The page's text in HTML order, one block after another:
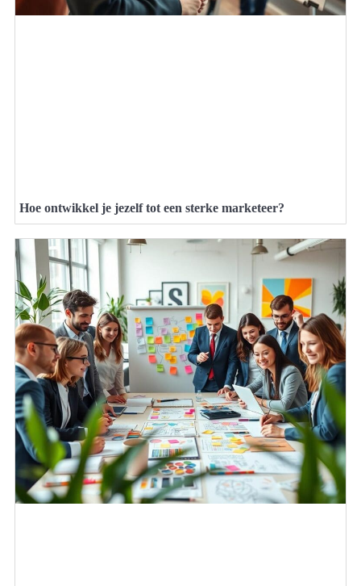
Hoe ontwikkel je jezelf tot een sterke marketeer?